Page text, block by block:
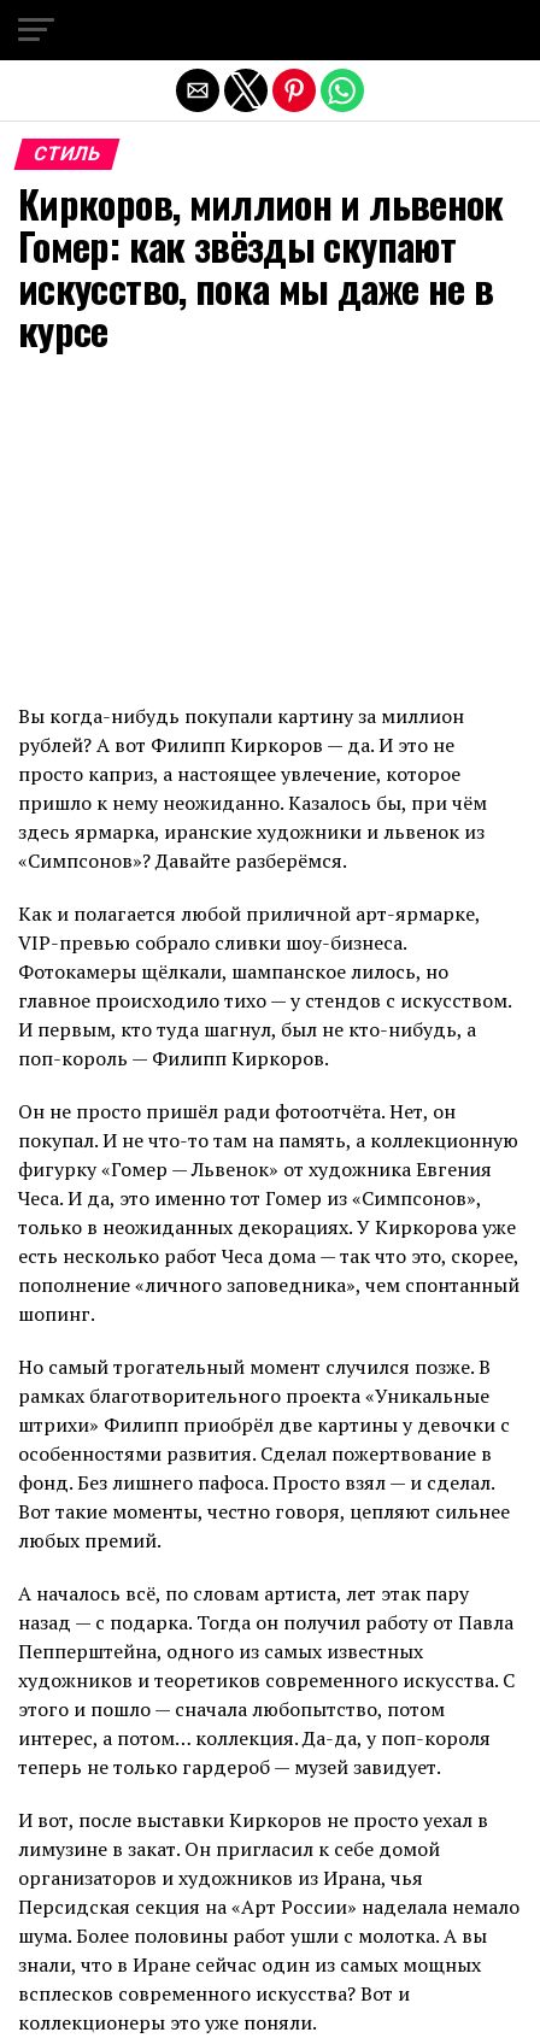
СТИЛЬ
Киркоров, миллион и львенок
Гомер: как звёзды скупают
искусство, пока мы даже не в
курсе
Вы когда-нибудь покупали картину за миллион
рублей? А вот Филипп Киркоров — да. И это не
просто каприз, а настоящее увлечение, которое
пришло к нему неожиданно. Казалось бы, при чём
здесь ярмарка, иранские художники и львенок из
«Симпсонов»? Давайте разберёмся.
Как и полагается любой приличной арт-ярмарке,
VIP-превью собрало сливки шоу-бизнеса.
Фотокамеры щёлкали, шампанское лилось, но
главное происходило тихо — у стендов с искусством.
И первым, кто туда шагнул, был не кто-нибудь, а
поп-король — Филипп Киркоров.
Он не просто пришёл ради фотоотчёта. Нет, он
покупал. И не что-то там на память, а коллекционную
фигурку «Гомер — Львенок» от художника Евгения
Чеса. И да, это именно тот Гомер из «Симпсонов»,
только в неожиданных декорациях. У Киркорова уже
есть несколько работ Чеса дома — так что это, скорее,
пополнение «личного заповедника», чем спонтанный
шопинг.
Но самый трогательный момент случился позже. В
рамках благотворительного проекта «Уникальные
штрихи» Филипп приобрёл две картины у девочки с
особенностями развития. Сделал пожертвование в
фонд. Без лишнего пафоса. Просто взял — и сделал.
Вот такие моменты, честно говоря, цепляют сильнее
любых премий.
А началось всё, по словам артиста, лет этак пару
назад — с подарка. Тогда он получил работу от Павла
Пепперштейна, одного из самых известных
художников и теоретиков современного искусства. С
этого и пошло — сначала любопытство, потом
интерес, а потом… коллекция. Да-да, у поп-короля
теперь не только гардероб — музей завидует.
И вот, после выставки Киркоров не просто уехал в
лимузине в закат. Он пригласил к себе домой
организаторов и художников из Ирана, чья
Персидская секция на «Арт России» наделала немало
шума. Более половины работ ушли с молотка. А вы
знали, что в Иране сейчас один из самых мощных
всплесков современного искусства? Вот и
коллекционеры это уже поняли.